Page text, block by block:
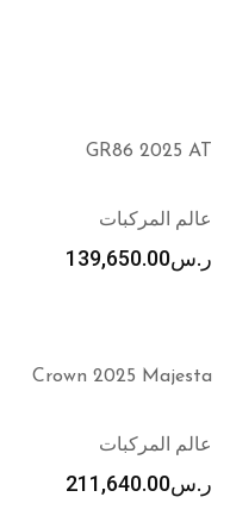
GR86 2025 AT
عالم المركبات
ر.س139,650.00
Crown 2025 Majesta
عالم المركبات
ر.س211,640.00